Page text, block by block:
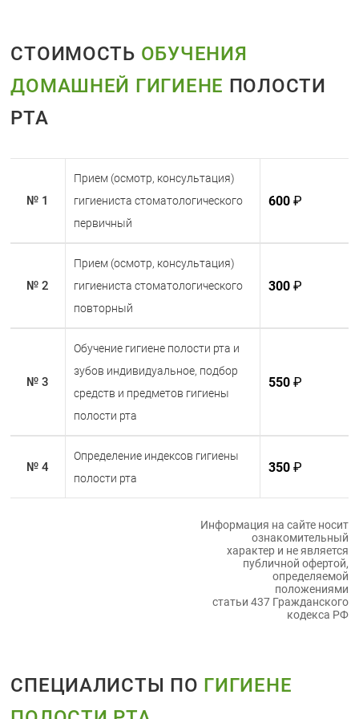
Правильный выбор щетки: Используйте
месяца.
СТОИМОСТЬ ОБУЧЕНИЯ
ДОМАШНЕЙ ГИГИЕНЕ ПОЛОСТИ
РТА
№ 1
Прием (осмотр, консультация)
гигиениста стоматологического
первичный
600₽
№ 2
Прием (осмотр, консультация)
гигиениста стоматологического
повторный
300₽
№ 3
Обучение гигиене полости рта и
зубов индивидуальное, подбор
средств и предметов гигиены
полости рта
550₽
№ 4
Определение индексов гигиены
полости рта
350₽
Информация на сайте носит
ознакомительный
характер и не является
публичной офертой,
определяемой
положениями
статьи 437 Гражданского
кодекса РФ
СПЕЦИАЛИСТЫ ПО ГИГИЕНЕ